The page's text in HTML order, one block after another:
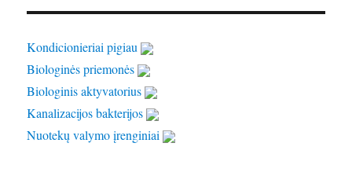
Kondicionieriai pigiau
Biologinės priemonės
Biologinis aktyvatorius
Kanalizacijos bakterijos
Nuotekų valymo įrenginiai